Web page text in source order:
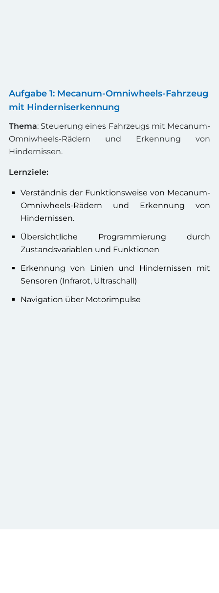
Aufgabe 1: Mecanum-Omniwheels-Fahrzeug
mit Hinderniserkennung
Thema: Steuerung eines Fahrzeugs mit Mecanum-
Omniwheels-Rädern und Erkennung von
Hindernissen.
Lernziele:
Verständnis der Funktionsweise von Mecanum-
Omniwheels-Rädern und Erkennung von
Hindernissen.
Übersichtliche Programmierung durch
Zustandsvariablen und Funktionen
Erkennung von Linien und Hindernissen mit
Sensoren (Infrarot, Ultraschall)
Navigation über Motorimpulse